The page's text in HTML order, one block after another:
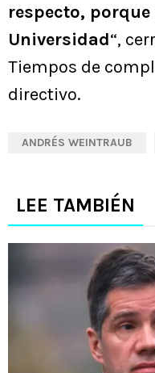
respecto,
Universidad“,
Tiempos de
directivo.
ANDRÉS WEINTRAUB
LEE TAMBIÉN